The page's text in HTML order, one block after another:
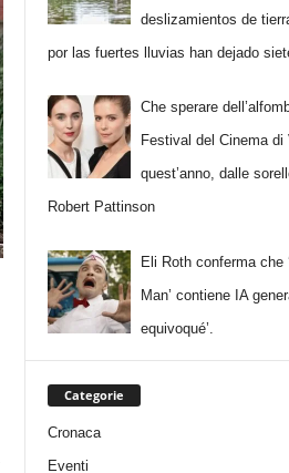
deslizamientos de
por las fuertes lluvias han dejado
Che sperare
Festival del Cinema di
quest’anno, dalle
Robert Pattinson
Eli Roth conferma che
Man’ contiene IA
equivoqué’.
Categorie
Cronaca
Eventi